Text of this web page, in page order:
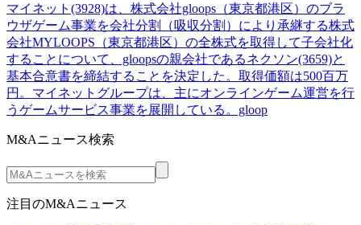
マイネット(3928)は、株式会社gloops（東京都港区）のブラ
ウザゲーム事業を会社分割（吸収分割）により承継する株式
会社MYLOOPS（東京都港区）の全株式を取得して子会社化
することについて、gloopsの親会社であるネクソン(3659)と
基本合意書を締結することを決定した。取得価額は500百万
円。マイネットグループは、主にオンラインゲーム運営を行
うゲームサービス事業を展開している。gloop
M&Aニュース検索
注目のM&Aニュース